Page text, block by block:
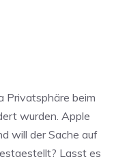
Privatsphäre beim
wurden. Apple
will der Sache auf
Lasst es